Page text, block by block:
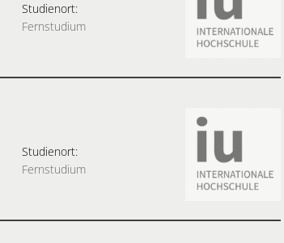
Studienort:
Fernstudium
Studienort:
Fernstudium